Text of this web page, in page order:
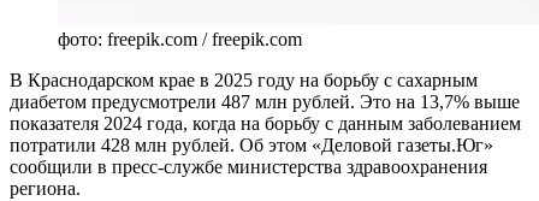
фото: freepik.com / freepik.com
В Краснодарском крае в 2025 году на борьбу с сахарным
диабетом предусмотрели 487 млн рублей. Это на 13,7% выше
показателя 2024 года, когда на борьбу с данным заболеванием
потратили 428 млн рублей. Об этом «Деловой газеты.Юг»
сообщили в пресс-службе министерства здравоохранения
региона.